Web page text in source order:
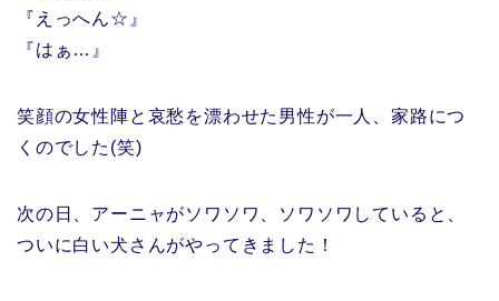
『えっへん☆』
『はぁ…』
笑顔の女性陣と哀愁を漂わせた男性が一人、家路につ
くのでした(笑)
次の日、アーニャがソワソワ、ソワソワしていると、
ついに白い犬さんがやってきました！